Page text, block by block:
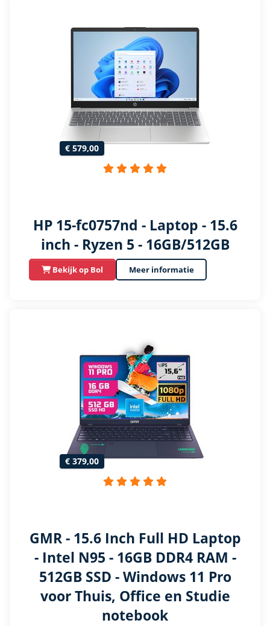
€ 579,00
HP 15-fc0757nd - Laptop - 15.6
inch - Ryzen 5 - 16GB/512GB
Bekijk op Bol Meer informatie
€ 379,00
GMR - 15.6 Inch Full HD Laptop
- Intel N95 - 16GB DDR4 RAM -
512GB SSD - Windows 11 Pro
voor Thuis, Office en Studie
notebook